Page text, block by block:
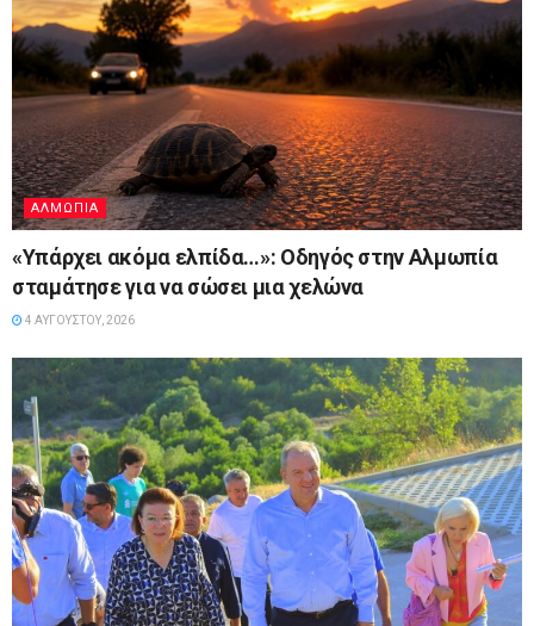
ΑΛΜΩΠΊΑ
«Υπάρχει ακόμα ελπίδα…»: Οδηγός στην Αλμωπία
σταμάτησε για να σώσει μια χελώνα
4 ΑΥΓΟΎΣΤΟΥ, 2026